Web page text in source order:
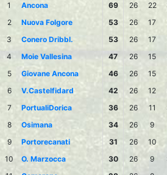
1
Ancona 69 26 22
2
Nuova Folgore 53 26 17
3
Conero Dribbl. 53 26 17
4
Moie Vallesina 47 26 15
5
Giovane Ancona 46 26 15
6
V.Castelfidard 42 26 12
7
PortualiDorica 36 26 11
8
Osimana 34 26 9
9
Portorecanati 31 26 10
10
O. Marzocca 30 26 9